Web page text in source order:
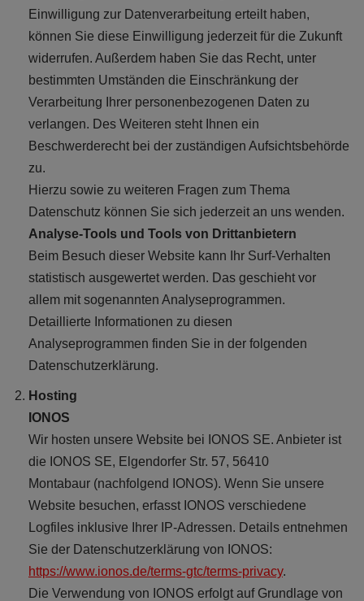
Einwilligung zur Datenverarbeitung erteilt haben,
können Sie diese Einwilligung jederzeit für die Zukunft
widerrufen. Außerdem haben Sie das Recht, unter
bestimmten Umständen die Einschränkung der
Verarbeitung Ihrer personenbezogenen Daten zu
verlangen. Des Weiteren steht Ihnen ein
Beschwerderecht bei der zuständigen Aufsichtsbehörde
zu.
Hierzu sowie zu weiteren Fragen zum Thema
Datenschutz können Sie sich jederzeit an uns wenden.
Analyse-Tools und Tools von Drittanbietern
Beim Besuch dieser Website kann Ihr Surf-Verhalten
statistisch ausgewertet werden. Das geschieht vor
allem mit sogenannten Analyseprogrammen.
Detaillierte Informationen zu diesen
Analyseprogrammen finden Sie in der folgenden
Datenschutzerklärung.
Hosting
IONOS
Wir hosten unsere Website bei IONOS SE. Anbieter ist
die IONOS SE, Elgendorfer Str. 57, 56410
Montabaur (nachfolgend IONOS). Wenn Sie unsere
Website besuchen, erfasst IONOS verschiedene
Logfiles inklusive Ihrer IP-Adressen. Details entnehmen
Sie der Datenschutzerklärung von IONOS:
https://www.ionos.de/terms-gtc/terms-privacy.
Die Verwendung von IONOS erfolgt auf Grundlage von